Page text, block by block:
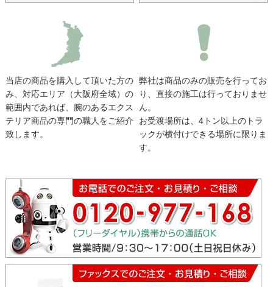
当店の商品を購入して頂いた方の
み、対応エリア（大阪府全域）の
範囲内であれば、腕のあるエクス
テリア商品の専門の職人をご紹介
致します。
弊社は商品のみの販売を行ってお
り、直接の施工は行っておりませ
ん。
お受渡場所は、4トン以上のトラ
ックが横付けできる場所に限りま
す。